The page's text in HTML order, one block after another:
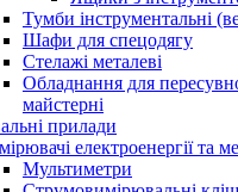
Тумби інструментальні
Шафи для спецодягу
Стелажі металеві
Обладнання для
майстерні
прилади
електроенергії та
Мультиметри